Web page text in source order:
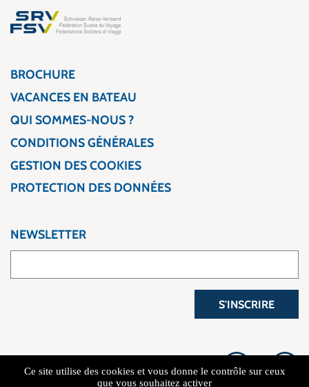
BROCHURE
VACANCES EN BATEAU
QUI SOMMES-NOUS ?
CONDITIONS GÉNÉRALES
GESTION DES COOKIES
PROTECTION DES DONNÉES
NEWSLETTER
S'INSCRIRE
Ce site utilise des cookies et vous donne le contrôle sur ceux
que vous souhaitez activer